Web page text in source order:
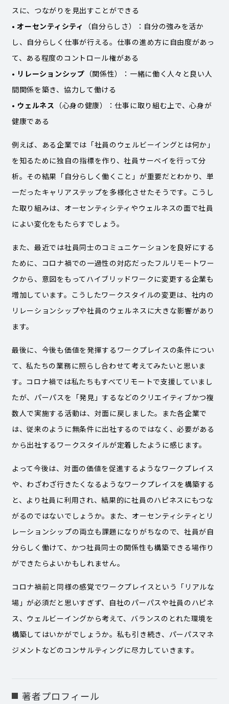
スに、つながりを見出すことができる
• オーセンティシティ
（自分らしさ）： 自分の強みを活か
し、自分らしく仕事が行える。仕事の進め方に自由度があっ
て、ある程度のコントロール権がある
• リレーションシップ （関係性）：一緒に働く人々と良い人
間関係を築き、協力して働ける
• ウェルネス （心身の健康）：仕事に取り組む上で、心身が
健康である
例えば、ある企業では「社員のウェルビーイングとは何か」
を知るために独自の指標を作り、社員サーベイを行って分
析。その結果「自分らしく働くこと」が重要だとわかり、単
一だったキャリアステップを多様化させたそうです。こうし
た取り組みは、オーセンティシティやウェルネスの面で社員
によい変化をもたらすでしょう。
また、最近では社員同士のコミュニケーションを良好にする
ために、コロナ禍での一過性の対応だったフルリモートワー
クから、意図をもってハイブリッドワークに変更する企業も
増加しています。こうしたワークスタイルの変更は、社内の
リレーションシップや社員のウェルネスに大きな影響があり
ます。
最後に、今後も価値を発揮するワークプレイスの条件につい
て、私たちの業務に照らし合わせて考えてみたいと思いま
す。コロナ禍では私たちもすべてリモートで支援していまし
たが、パーパスを「発見」するなどのクリエイティブかつ複
数人で実施する活動は、対面に戻しました。また各企業で
は、従来のように無条件に出社するのではなく、必要がある
から出社するワークスタイルが定着したように感じます。
よって今後は、対面の価値を促進するようなワークプレイス
や、わざわざ行きたくなるようなワークプレイスを構築する
と、より社員に利用され、結果的に社員のハピネスにもつな
がるのではないでしょうか。また、オーセンティシティとリ
レーションシップの両立も課題になりがちなので、社員が自
分らしく働けて、かつ社員同士の関係性も構築できる場作り
ができたらよいかもしれません。
コロナ禍前と同様の感覚でワークプレイスという「リアルな
場」が必須だと思いすぎず、自社のパーパスや社員のハピネ
ス、ウェルビーイングから考えて、バランスのとれた環境を
構築してはいかがでしょうか。私も引き続き、パーパスマネ
ジメントなどのコンサルティングに尽力していきます。
著者プロフィール